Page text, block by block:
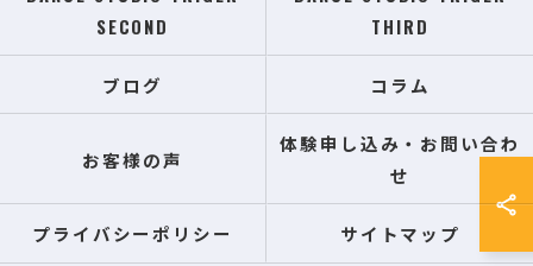
SECOND
THIRD
ブログ コラム
お客様の声
体験申し込み・お問い合わ
せ
プライバシーポリシー サイトマップ